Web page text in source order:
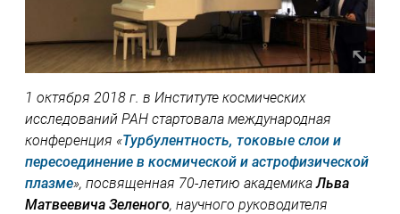
1 октября 2018 г. в Институте космических
исследований РАН стартовала международная
конференция «Турбулентность, токовые слои и
пересоединение в космической и астрофизической
плазме», посвященная 70-летию академикаЛьва
Матвеевича Зеленого, научного руководителя